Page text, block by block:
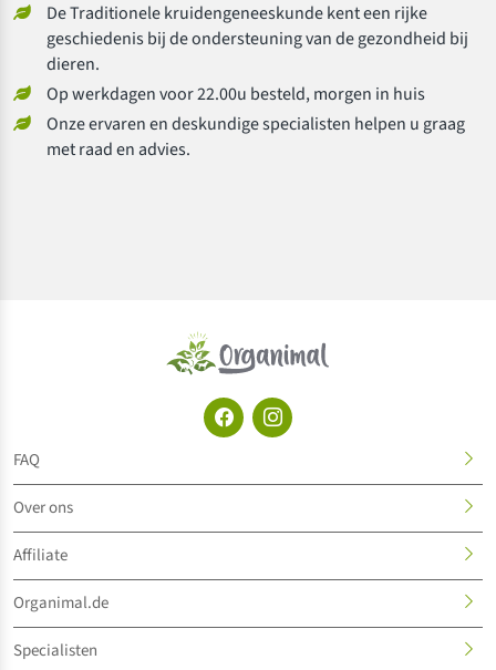
De Traditionele kruidengeneeskunde kent een rijke
geschiedenis bij de ondersteuning van de gezondheid bij
dieren.
Op werkdagen voor 22.00u besteld, morgen in huis
Onze ervaren en deskundige specialisten helpen u graag
met raad en advies.
FAQ
Over ons
Affiliate
Organimal.de
Specialisten